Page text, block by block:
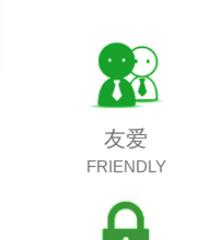
友爱
FRIENDLY